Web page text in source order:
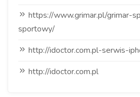
https://www.grimar.pl/grimar-
sportowy/
http://idoctor.com.pl-serwis-
http://idoctor.com.pl